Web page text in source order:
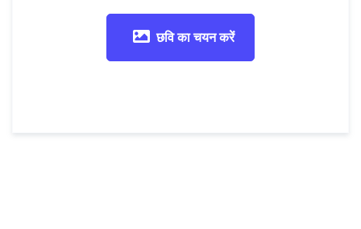
छवि का चयन करें